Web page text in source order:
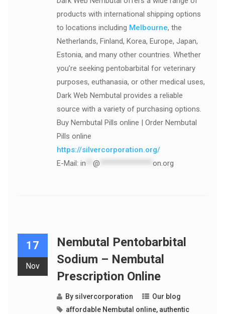
products with international shipping options
to locations including Melbourne, the
Netherlands, Finland, Korea, Europe, Japan,
Estonia, and many other countries. Whether
you’re seeking pentobarbital for veterinary
purposes, euthanasia, or other medical uses,
Dark Web Nembutal provides a reliable
source with a variety of purchasing options.
Buy Nembutal Pills online | Order Nembutal
Pills online
https://silvercorporation.org/
E-Mail: in @ on.org
17
Nov
Nembutal Pentobarbital
Sodium – Nembutal
Prescription Online
By silvercorporation
Our blog
affordable Nembutal online, authentic